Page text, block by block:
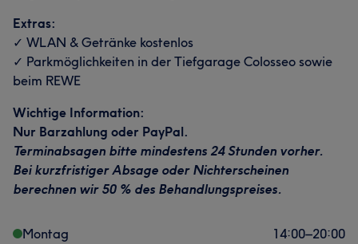
Extras:
✓ WLAN & Getränke kostenlos
✓ Parkmöglichkeiten in der Tiefgarage Colosseo sowie
beim REWE
Wichtige Information:
Nur Barzahlung oder PayPal.
Terminabsagen bitte mindestens 24 Stunden vorher.
Bei kurzfristiger Absage oder Nichterscheinen
berechnen wir 50 % des Behandlungspreises.
Montag 14:00–20:00